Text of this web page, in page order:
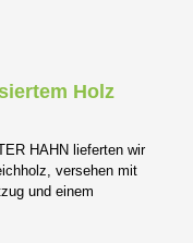
Holz
HAHN lieferten wir
versehen mit
und einem